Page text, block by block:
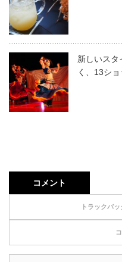
新しいスタ
く、13ショ
コメント
トラックバ